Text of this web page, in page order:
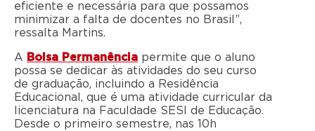
eficiente e necessária para que possamos
minimizar a falta de docentes no Brasil”,
ressalta Martins.
A Bolsa Permanência permite que o aluno
possa se dedicar às atividades do seu curso
de graduação, incluindo a Residência
Educacional, que é uma atividade curricular da
licenciatura na Faculdade SESI de Educação.
Desde o primeiro semestre, nas 10h